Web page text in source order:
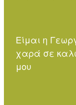
Είμαι η
χαρά σε
μου